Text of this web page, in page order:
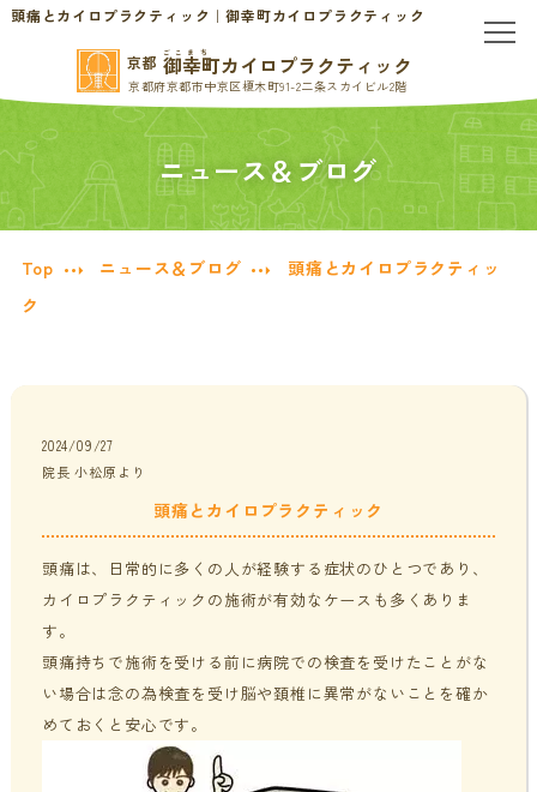
頭痛とカイロプラクティック｜御幸町カイロプラクティック
京都 ごこまち
御幸町カイロプラクティック
京都府京都市中京区榎木町91-2二条スカイビル2階
TOP
当院のご案内
慢性的な頭痛・首こり
腰痛・ぎっくり腰
貧血・低血糖・疲れやすさ
オフィスワークの体の悩み
年齢とともに変わる体調サポート
患者様の声
分子栄養学/オーソモレキュラー
分子整合栄養医学／オーソモレキュラーとは
分子整合栄養医学／オーソモレキュラーの血液検査と栄養療法
の流れ
体調不良で異常無しといわれてしまうのは？
提携医療機関
採用情報
ニュース＆ブログ
Top ニュース＆ブログ
頭痛とカイロプラクティッ
ク
2024/09/27
院長 小松原より
頭痛とカイロプラクティック
頭痛は、日常的に多くの人が経験する症状のひとつであり、
カイロプラクティックの施術が有効なケースも多くありま
す。
頭痛持ちで施術を受ける前に病院での検査を受けたことがな
い場合は念の為検査を受け脳や頚椎に異常がないことを確か
めておくと安心です。